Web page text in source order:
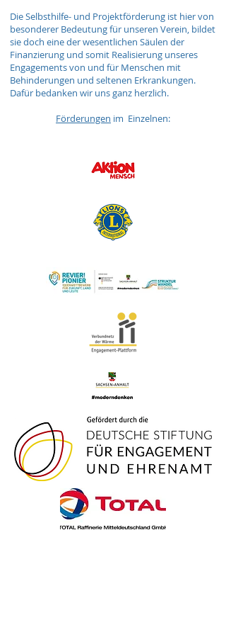
Die Selbsthilfe- und Projektförderung ist hier von
besonderer Bedeutung für unseren Verein, bildet
sie doch eine der wesentlichen Säulen der
Finanzierung und somit Realisierung unseres
Engagements von und für Menschen mit
Behinderungen und seltenen Erkrankungen.
Dafür bedanken wir uns ganz herzlich.
Förderungen im Einzelnen: